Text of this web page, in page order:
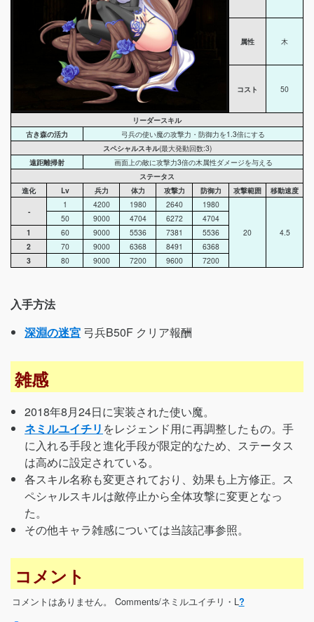
属性 木
コスト 50
リーダースキル
古き森の活力
弓兵の使い魔の攻撃力・防御力を1.3倍にする
スペシャルスキル(最大発動回数:3)
遠距離掃射
画面上の敵に攻撃力3倍の木属性ダメージを与える
ステータス
進化
Lv 兵力 体力 攻撃力 防御力 攻撃範囲
移動速度
-
1 4200 1980 2640 1980
20 4.5
50 9000 4704 6272
4704
1
60 9000 5536 7381
5536
2
70 9000 6368 8491
6368
3
80 9000 7200 9600 7200
入手方法
深淵の迷宮 弓兵B50F クリア報酬
雑感
2018年8月24日に実装された使い魔。
ネミルユイチリ をレジェンド用に再調整したもの。手
に入れる手段と進化手段が限定的なため、ステータス
は高めに設定されている。
各スキル名称も変更されており、効果も上方修正。ス
ペシャルスキルは敵停止から全体攻撃に変更となっ
た。
その他キャラ雑感については当該記事参照。
コメント
コメントはありません。 Comments/ネミルユイチリ・L?